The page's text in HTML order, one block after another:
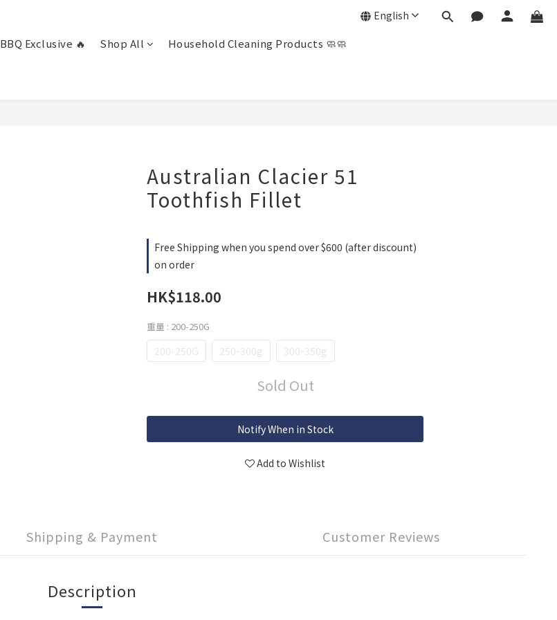
BBQ Exclusive 🔥 Shop All
Household Cleaning Products 🧼🧼
English
Australian Clacier 51
Toothfish Fillet
Free Shipping when you spend over $600 (after discount)
on order
HK$118.00
重量 : 200-250G
200-250G 250-300g 300-350g
Sold Out
Notify When in Stock
Add to Wishlist
Shipping & Payment Customer Reviews
Description